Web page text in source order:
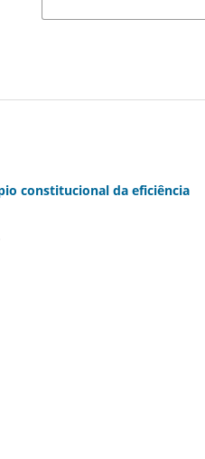
constitucional da eficiência